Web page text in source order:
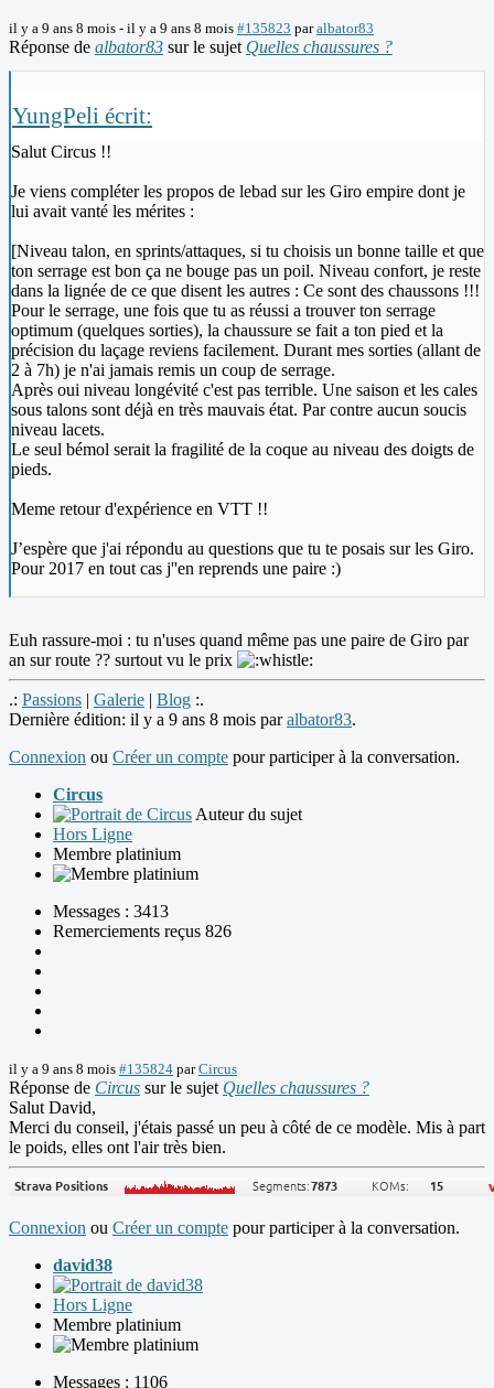
il y a 9 ans 8 mois - il y a 9 ans 8 mois #135823 paralbator83
Réponse de albator83 sur le sujet Quelles chaussures ?
YungPeli écrit:
Salut Circus !!
Je viens compléter les propos de lebad sur les Giro empire dont je
lui avait vanté les mérites :
[Niveau talon, en sprints/attaques, si tu choisis un bonne taille et que
ton serrage est bon ça ne bouge pas un poil. Niveau confort, je reste
dans la lignée de ce que disent les autres : Ce sont des chaussons !!!
Pour le serrage, une fois que tu as réussi a trouver ton serrage
optimum (quelques sorties), la chaussure se fait a ton pied et la
précision du laçage reviens facilement. Durant mes sorties (allant de
2 à 7h) je n'ai jamais remis un coup de serrage.
Après oui niveau longévité c'est pas terrible. Une saison et les cales
sous talons sont déjà en très mauvais état. Par contre aucun soucis
niveau lacets.
Le seul bémol serait la fragilité de la coque au niveau des doigts de
pieds.
Meme retour d'expérience en VTT !!
J’espère que j'ai répondu au questions que tu te posais sur les Giro.
Pour 2017 en tout cas j''en reprends une paire :)
Euh rassure-moi : tu n'uses quand même pas une paire de Giro par
an sur route ?? surtout vu le prix
.: Passions | Galerie | Blog :.
Dernière édition: il y a 9 ans 8 mois paralbator83.
Connexion ou Créer un compte pour participer à la conversation.
Circus
Auteur du sujet
Hors Ligne
Membre platinium
Messages : 3413
Remerciements reçus 826
il y a 9 ans 8 mois #135824 parCircus
Réponse de Circus sur le sujet Quelles chaussures ?
Salut David,
Merci du conseil, j'étais passé un peu à côté de ce modèle. Mis à part
le poids, elles ont l'air très bien.
Connexion ou Créer un compte pour participer à la conversation.
david38
Hors Ligne
Membre platinium
Messages : 1106